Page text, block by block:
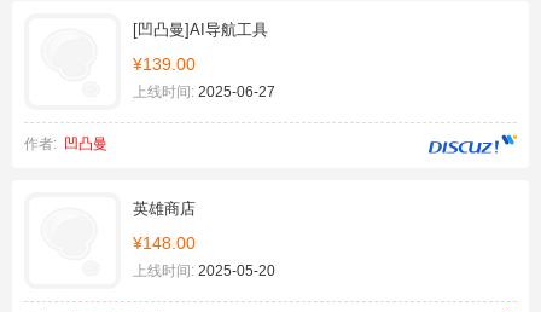
[凹凸曼]AI导航工具
¥139.00
上线时间: 2025-06-27
作者: 凹凸曼
英雄商店
¥148.00
上线时间: 2025-05-20